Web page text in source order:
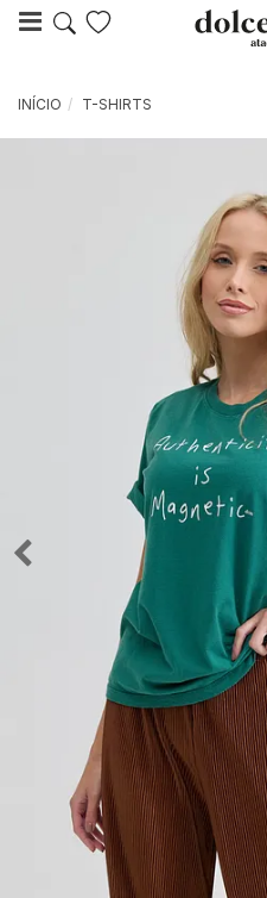
INÍCIO T-SHIRTS